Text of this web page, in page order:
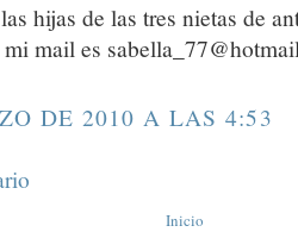
hijas de las tres nietas de
mail es
DE 2010 A LAS 4:53
Inicio